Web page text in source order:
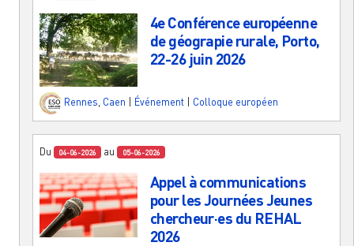
4e Conférence européenne
de géograpie rurale, Porto,
22-26 juin 2026
Rennes Caen Événement Colloque européen
Du 04-06-2026 au 05-06-2026
Appel à communications
pour les Journées Jeunes
chercheur·es du REHAL
2026